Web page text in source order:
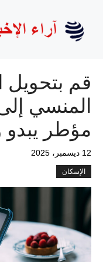
المحتوى
قم بتحويل
المنسي
مؤطر يبدو
12 ديسمبر، 2025
الإسكان